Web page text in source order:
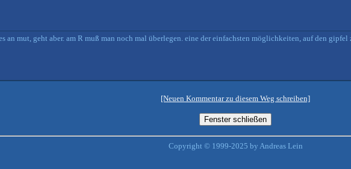
an mut, geht aber. am R muß man noch mal überlegen. eine der einfachsten möglichkeiten, auf den gipfel
[Neuen Kommentar zu diesem Weg schreiben]
Copyright © 1999-2025 by Andreas Lein